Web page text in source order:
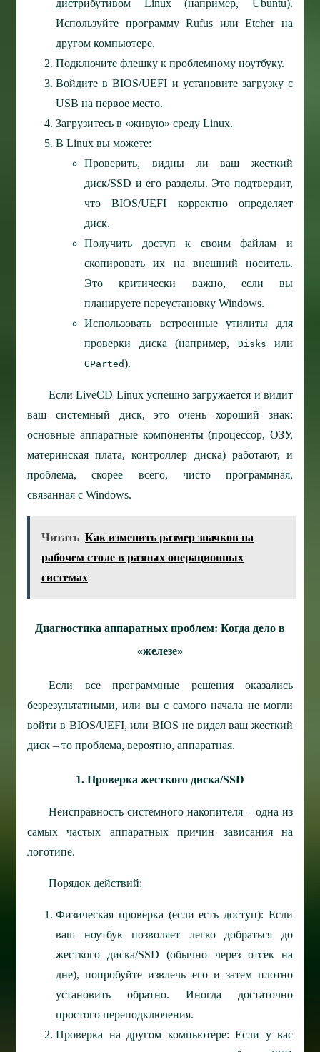
дистрибутивом Linux (например, Ubuntu).
Используйте программу Rufus или Etcher на
другом компьютере.
Подключите флешку к проблемному ноутбуку.
Войдите в BIOS/UEFI и установите загрузку с
USB на первое место.
Загрузитесь в «живую» среду Linux.
В Linux вы можете:
Проверить, видны ли ваш жесткий
диск/SSD и его разделы. Это подтвердит,
что BIOS/UEFI корректно определяет
диск.
Получить доступ к своим файлам и
скопировать их на внешний носитель.
Это критически важно, если вы
планируете переустановку Windows.
Использовать встроенные утилиты для
проверки диска (например, Disks или
GParted).
Если LiveCD Linux успешно загружается и видит
ваш системный диск, это очень хороший знак:
основные аппаратные компоненты (процессор, ОЗУ,
материнская плата, контроллер диска) работают, и
проблема, скорее всего, чисто программная,
связанная с Windows.
Читать Как изменить размер значков на
рабочем столе в разных операционных
системах
Диагностика аппаратных проблем: Когда дело в
«железе»
Если все программные решения оказались
безрезультатными, или вы с самого начала не могли
войти в BIOS/UEFI, или BIOS не видел ваш жесткий
диск – то проблема, вероятно, аппаратная.
1. Проверка жесткого диска/SSD
Неисправность системного накопителя – одна из
самых частых аппаратных причин зависания на
логотипе.
Порядок действий:
Физическая проверка (если есть доступ): Если
ваш ноутбук позволяет легко добраться до
жесткого диска/SSD (обычно через отсек на
дне), попробуйте извлечь его и затем плотно
установить обратно. Иногда достаточно
простого переподключения.
Проверка на другом компьютере: Если у вас